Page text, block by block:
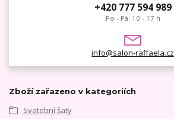
+420 777 594 989
Po - Pá: 10 - 17 h
info@salon-raffaela.cz
Zboží zařazeno v kategoriích
Svatební šaty